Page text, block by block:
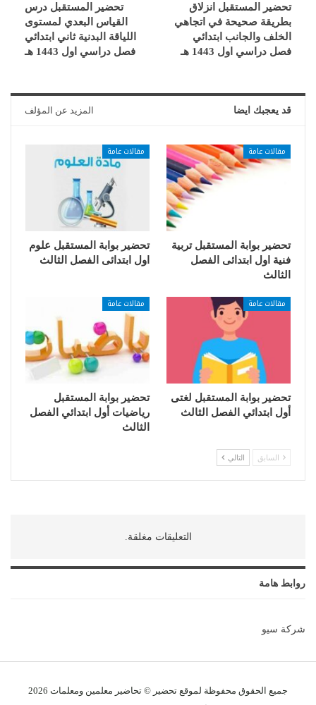
تحضير المستقبل انزلاق
بطريقة صحيحة في اتجاهي
الخلف والجانب ابتدائي
فصل دراسي اول 1443 هـ
تحضير المستقبل درس
القياس البعدي لمستوى
اللياقة البدنية ثاني ابتدائي
فصل دراسي اول 1443 هـ
قد يعجبك ايضا المزيد عن المؤلف
مقالات عامة
تحضير بوابة المستقبل تربية
فنية اول ابتدائى الفصل
الثالث
مقالات عامة
تحضير بوابة المستقبل علوم
اول ابتدائى الفصل الثالث
مقالات عامة
تحضير بوابة المستقبل لغتى
أول ابتدائي الفصل الثالث
مقالات عامة
تحضير بوابة المستقبل
رياضيات أول ابتدائي الفصل
الثالث
السابق التالي
التعليقات مغلقة.
روابط هامة
شركة سيو
جميع الحقوق محفوظة لموقع تحضير © تحاضير معلمين ومعلمات